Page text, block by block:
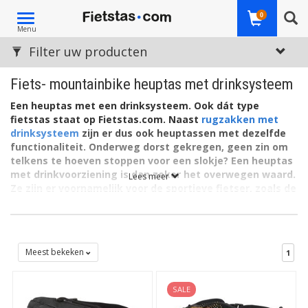
Toggle
navigation
Menu
0
Fiets- mountainbike heuptas met drinksysteem
Een heuptas met een drinksysteem. Ook dát type
fietstas staat op Fietstas.com. Naast rugzakken met
drinksysteem zijn er dus ook heuptassen met dezelfde
functionaliteit. Onderweg dorst gekregen, geen zin om
telkens te hoeven stoppen voor een slokje? Een heuptas
met drinkvoorziening is dan zeker het overwegen waard.
toerfiets of trekkingfiets. Maar ook voor dagelijks naar
natuurlijk allerminst verboden!
Altijd water bij de hand, ook tijdens het fietsen of e-bike. En dat
heuptas met drinksysteem slaat u meerdere vliegen in een klap.
U neemt allerlei spullen mee, veilig en voor het grijpen bij uw
Lees meer
Filter uw producten
Meest bekeken 1
SALE